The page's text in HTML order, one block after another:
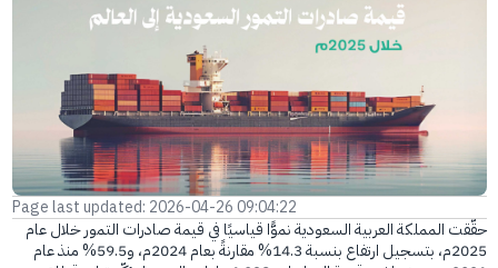
Page last updated: 2026-04-26 09:04:22
حقّقت المملكة العربية السعودية نموًّا قياسيًا في قيمة صادرات التمور خلال عام
2025م، بتسجيل ارتفاع بنسبة 14.3% مقارنةً بعام 2024م، و59.5% منذ عام